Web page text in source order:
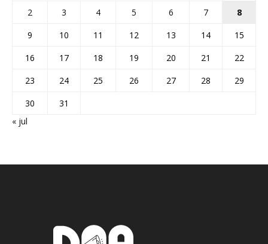
2
3 4 5 6 7
8
9
10 11 12 13 14
15
16
17 18 19 20 21
22
23
24 25 26 27 28
29
30
31
« jul